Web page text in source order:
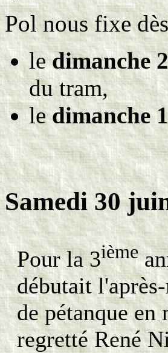
Pol nous fixe
ledimanche
du tram,
ledimanche
Samedi 30
Pour la 3ième
débutait
de pétanque en
regretté René